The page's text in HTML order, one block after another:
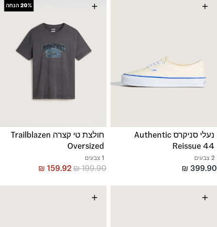
+
נעלי סניקרס Authentic
Reissue 44
2 צבעים
₪ 399.90
+
20% הנחה
חולצת טי קצרה Trailblazen
Oversized
1 צבעים
₪199.90
₪ 159.92
+
+